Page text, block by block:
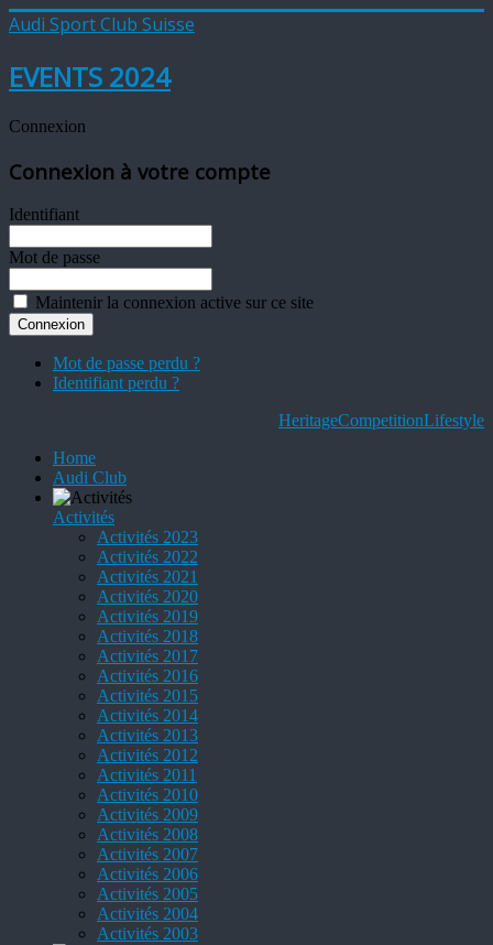
Audi Sport Club Suisse
EVENTS 2024
Connexion
Connexion à votre compte
Identifiant
Mot de passe
Maintenir la connexion active sur ce site
Mot de passe perdu ?
Identifiant perdu ?
HeritageCompetitionLifestyle
Home
Audi Club
Activités
Activités 2023
Activités 2022
Activités 2021
Activités 2020
Activités 2019
Activités 2018
Activités 2017
Activités 2016
Activités 2015
Activités 2014
Activités 2013
Activités 2012
Activités 2011
Activités 2010
Activités 2009
Activités 2008
Activités 2007
Activités 2006
Activités 2005
Activités 2004
Activités 2003